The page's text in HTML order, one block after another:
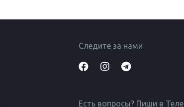
Следите за нами
Есть вопросы? Пиши в